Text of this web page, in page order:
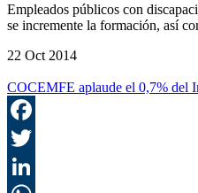
Empleados públicos con
se incremente la formación, así
22 Oct 2014
COCEMFE aplaude el 0,7% del